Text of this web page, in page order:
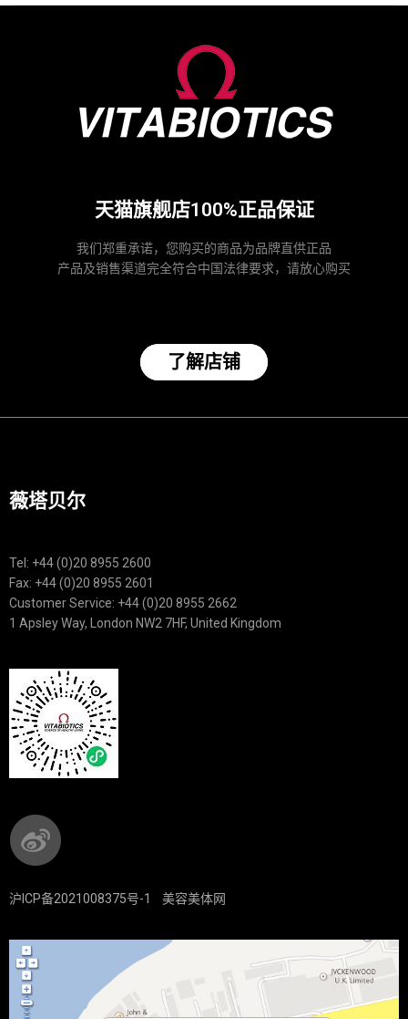
天猫旗舰店100%正品保证
我们郑重承诺，您购买的商品为品牌直供正品
产品及销售渠道完全符合中国法律要求，请放心购买
了解店铺
薇塔贝尔
Tel: +44 (0)20 8955 2600
Fax: +44 (0)20 8955 2601
Customer Service: +44 (0)20 8955 2662
1 Apsley Way, London NW2 7HF, United Kingdom
沪ICP备2021008375号-1 美容美体网